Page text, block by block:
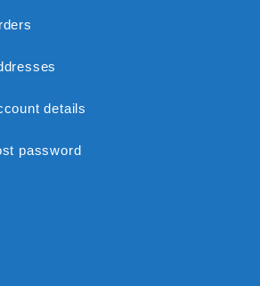
details
password